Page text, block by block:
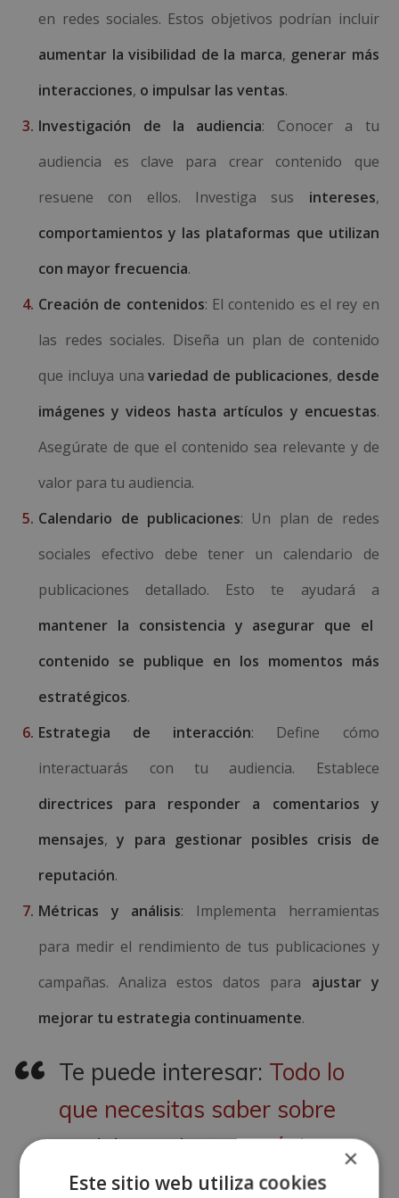
en redes sociales. Estos objetivos podrían incluir
aumentar la visibilidad de la marca, generar más
interacciones, o impulsar las ventas.
Investigación de la audiencia: Conocer a tu
audiencia es clave para crear contenido que
resuene con ellos. Investiga sus intereses,
comportamientos y las plataformas que utilizan
con mayor frecuencia.
Creación de contenidos: El contenido es el rey en
las redes sociales. Diseña un plan de contenido
que incluya unavariedad de publicaciones, desde
imágenes y videos hasta artículos y encuestas.
Asegúrate de que el contenido sea relevante y de
valor para tu audiencia.
Calendario de publicaciones: Un plan de redes
sociales efectivo debe tener un calendario de
publicaciones detallado. Esto te ayudará a
mantener la consistencia y asegurar que el
contenido se publique en los momentos más
estratégicos.
Estrategia de interacción: Define cómo
interactuarás con tu audiencia. Establece
directrices para responder a comentarios y
mensajes,y para gestionar posibles crisis de
reputación.
Métricas y análisis: Implementa herramientas
para medir el rendimiento de tus publicaciones y
campañas. Analiza estos datos para ajustar y
mejorar tu estrategia continuamente.
Te puede interesar: Todo lo
que necesitas saber sobre
posicionamiento orgánico ×
Este sitio web utiliza cookies